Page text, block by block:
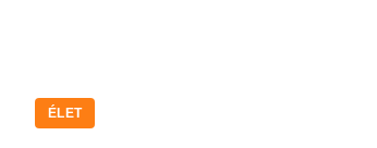
ÉLET